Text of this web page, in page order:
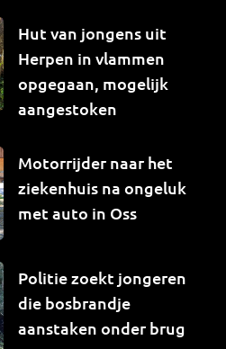
Hut van jongens uit
Herpen in vlammen
opgegaan, mogelijk
aangestoken
Motorrijder naar het
ziekenhuis na ongeluk
met auto in Oss
Politie zoekt jongeren
die bosbrandje
aanstaken onder brug